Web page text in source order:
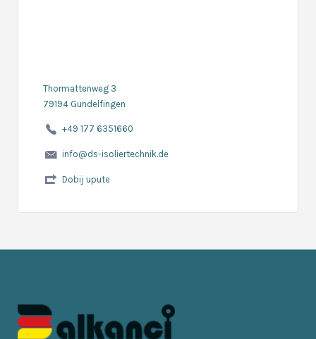
Thormattenweg 3
79194 Gundelfingen
+49 177 6351660
info@ds-isoliertechnik.de
Dobij upute